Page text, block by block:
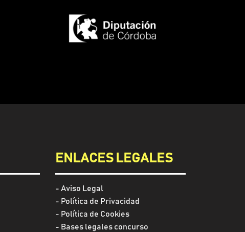
ENLACES LEGALES
- Aviso Legal
- Política de Privacidad
- Política de Cookies
- Bases legales concurso